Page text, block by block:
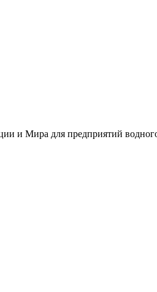
и Мира для предприятий